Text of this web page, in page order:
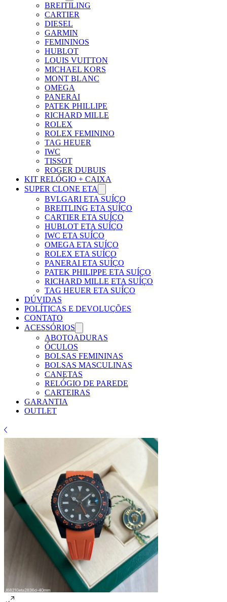
BREITILING
CARTIER
DIESEL
GARMIN
FEMININOS
HUBLOT
LOUIS VUITTON
MICHAEL KORS
MONT BLANC
OMEGA
PANERAI
PATEK PHILLIPE
RICHARD MILLE
ROLEX
ROLEX FEMININO
TAG HEUER
IWC
TISSOT
ROGER DUBUIS
KIT RELÓGIO + CAIXA
SUPER CLONE ETA
BVLGARI ETA SUÍÇO
BREITLING ETA SUÍÇO
CARTIER ETA SUÍÇO
HUBLOT ETA SUÍÇO
IWC ETA SUÍÇO
OMEGA ETA SUÍÇO
ROLEX ETA SUÍÇO
PANERAI ETA SUÍÇO
PATEK PHILIPPE ETA SUÍÇO
RICHARD MILLE ETA SUÍÇO
TAG HEUER ETA SUÍÇO
DÚVIDAS
POLÍTICAS E DEVOLUÇÕES
CONTATO
ACESSÓRIOS
ABOTOADURAS
ÓCULOS
BOLSAS FEMININAS
BOLSAS MASCULINAS
CANETAS
RELÓGIO DE PAREDE
CARTEIRAS
GARANTIA
OUTLET